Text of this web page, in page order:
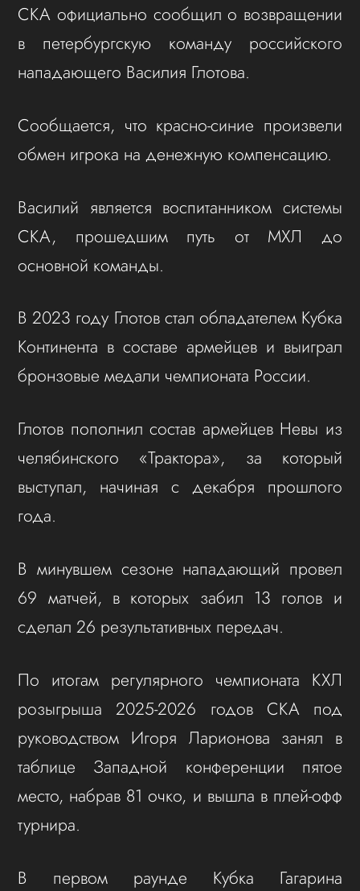
СКА официально сообщил о возвращении
в петербургскую команду российского
нападающего Василия Глотова.
Сообщается, что красно-синие произвели
обмен игрока на денежную компенсацию.
Василий является воспитанником системы
СКА, прошедшим путь от МХЛ до
основной команды.
В 2023 году Глотов стал обладателем Кубка
Континента в составе армейцев и выиграл
бронзовые медали чемпионата России.
Глотов пополнил состав армейцев Невы из
челябинского «Трактора», за который
выступал, начиная с декабря прошлого
года.
В минувшем сезоне нападающий провел
69 матчей, в которых забил 13 голов и
сделал 26 результативных передач.
По итогам регулярного чемпионата КХЛ
розыгрыша 2025-2026 годов СКА под
руководством Игоря Ларионова занял в
таблице Западной конференции пятое
место, набрав 81 очко, и вышла в плей-офф
турнира.
В первом раунде Кубка Гагарина